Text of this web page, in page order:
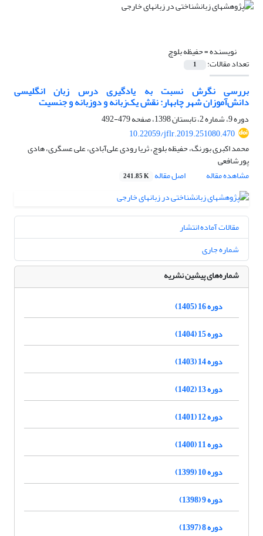
نویسنده =حفیظه بلوچ
تعداد مقالات: 1
بررسی نگرش نسبت به یادگیری درس زبان انگلیسی
دانش‌آموزان شهر چابهار: نقش یک‌زبانه و دوزبانه و جنسیت
دوره 9، شماره 2، تابستان 1398، صفحه
479-492
10.22059/jflr.2019.251080.470
محمد اکبری بورنگ، حفیظه بلوچ، ثریا رودی علی‌آبادی، علی عسگری، هادی
پورشافعی
مشاهده مقاله
اصل مقاله 241.85 K
مقالات آماده انتشار
شماره جاری
شماره‌های پیشین نشریه
دوره 16 (1405)
دوره 15 (1404)
دوره 14 (1403)
دوره 13 (1402)
دوره 12 (1401)
دوره 11 (1400)
دوره 10 (1399)
دوره 9 (1398)
دوره 8 (1397)